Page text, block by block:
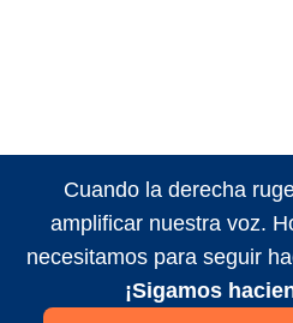
Cuando la derecha
amplificar nuestra voz.
necesitamos para seguir
¡Sigamos